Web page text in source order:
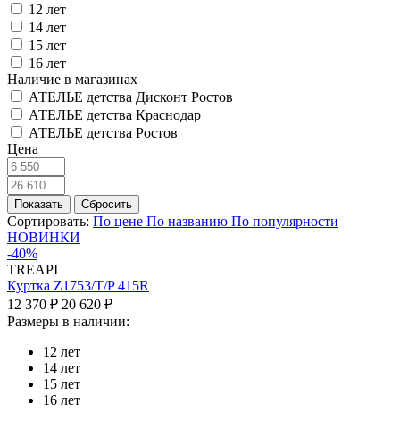
12 лет
14 лет
15 лет
16 лет
Наличие в магазинах
АТЕЛЬЕ детства Дисконт Ростов
АТЕЛЬЕ детства Краснодар
АТЕЛЬЕ детства Ростов
Цена
Сортировать: По цене По названию По популярности
НОВИНКИ
-40%
TREAPI
Куртка Z1753/T/P 415R
12 370 ₽ 20 620 ₽
Размеры в наличии:
12 лет
14 лет
15 лет
16 лет